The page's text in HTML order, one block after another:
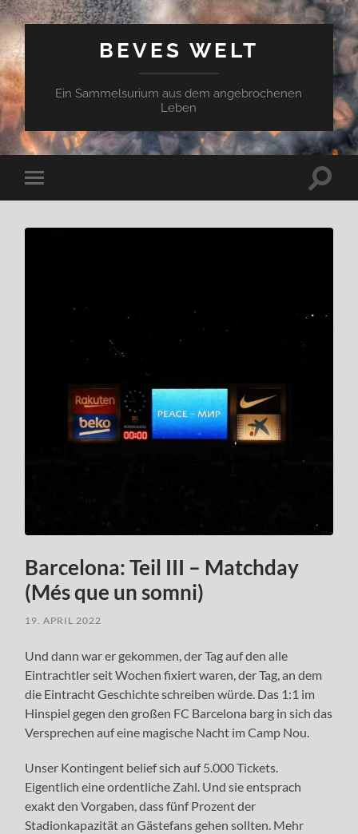
BEVES WELT
Ein Sammelsurium aus dem angebrochenen
Leben
Mobile-
Menü
Barcelona: Teil III – Matchday
(Més que un somni)
19. APRIL 2022
Und dann war er gekommen, der Tag auf den alle
Eintrachtler seit Wochen fixiert waren, der Tag, an dem
die Eintracht Geschichte schreiben würde. Das 1:1 im
Hinspiel gegen den großen FC Barcelona barg in sich das
Versprechen auf eine magische Nacht im Camp Nou.
Unser Kontingent belief sich auf 5.000 Tickets.
Eigentlich eine ordentliche Zahl. Und sie entsprach
exakt den Vorgaben, dass fünf Prozent der
Stadionkapazität an Gästefans gehen sollten. Mehr